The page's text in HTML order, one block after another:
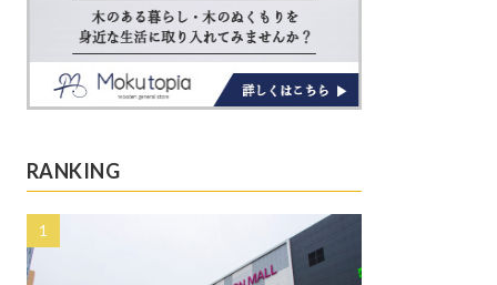
RANKING